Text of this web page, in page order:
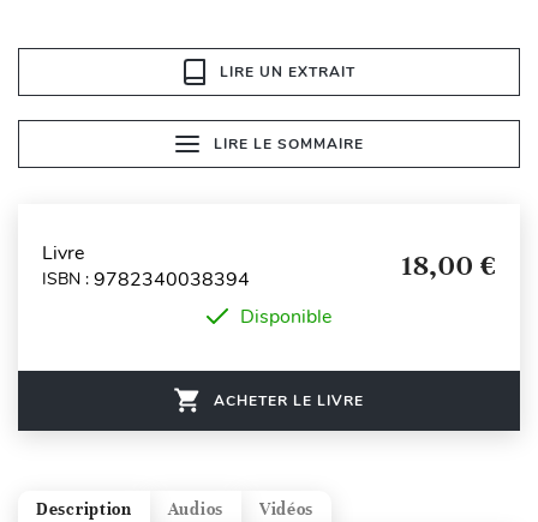
LIRE UN EXTRAIT
LIRE LE SOMMAIRE
Livre
ISBN : 9782340038394 18,00 €
Disponible
ACHETER LE LIVRE
Vidéos
Audios
Description